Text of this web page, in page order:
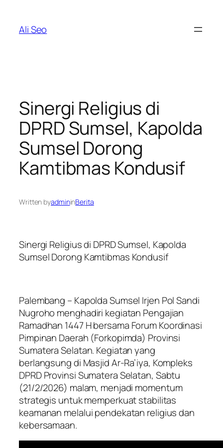
content
Ali Seo
Sinergi Religius di
DPRD Sumsel, Kapolda
Sumsel Dorong
Kamtibmas Kondusif
Written byadmininBerita
Sinergi Religius di DPRD Sumsel, Kapolda
Sumsel Dorong Kamtibmas Kondusif
Palembang – Kapolda Sumsel Irjen Pol Sandi
Nugroho menghadiri kegiatan Pengajian
Ramadhan 1447 H bersama Forum Koordinasi
Pimpinan Daerah (Forkopimda) Provinsi
Sumatera Selatan. Kegiatan yang
berlangsung di Masjid Ar-Ra’iya, Kompleks
DPRD Provinsi Sumatera Selatan, Sabtu
(21/2/2026) malam, menjadi momentum
strategis untuk memperkuat stabilitas
keamanan melalui pendekatan religius dan
kebersamaan.